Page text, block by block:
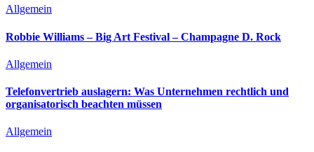
Allgemein
Robbie Williams – Big Art Festival – Champagne D. Rock
Allgemein
Telefonvertrieb auslagern: Was Unternehmen rechtlich und
organisatorisch beachten müssen
Allgemein